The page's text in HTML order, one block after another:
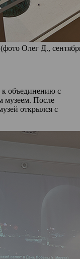
Олег Д.,
к объединению с
музеем. После
открылся с